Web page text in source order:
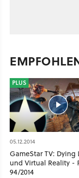
PLUS
05.12.2014
GameStar TV: Dying
und Virtual Reality -
94/2014